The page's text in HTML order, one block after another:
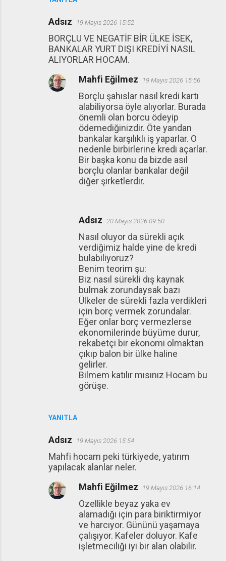
Adsız 19 Mayıs 2026 15:52
BORÇLU VE NEGATİF BİR ÜLKE İSEK,
BANKALAR YURT DIŞI KREDİYİ NASIL
ALIYORLAR HOCAM.
YANITLA
Mahfi Eğilmez 19 Mayıs 2026 15:56
Borçlu şahıslar nasıl kredi kartı
alabiliyorsa öyle alıyorlar. Burada
önemli olan borcu ödeyip
ödemediğinizdir. Öte yandan
bankalar karşılıklı iş yaparlar. O
nedenle birbirlerine kredi açarlar.
Bir başka konu da bizde asıl
borçlu olanlar bankalar değil
diğer şirketlerdir.
Adsız 20 Mayıs 2026 09:50
Nasıl oluyor da sürekli açık
verdiğimiz halde yine de kredi
bulabiliyoruz?
Benim teorim şu:
Biz nasıl sürekli dış kaynak
bulmak zorundaysak bazı
Ülkeler de sürekli fazla verdikleri
için borç vermek zorundalar.
Eğer onlar borç vermezlerse
ekonomilerinde büyüme durur,
rekabetçi bir ekonomi olmaktan
çıkıp balon bir ülke haline
gelirler.
Bilmem katılır mısınız Hocam bu
görüşe.
Adsız 19 Mayıs 2026 15:54
Mahfi hocam peki türkiyede, yatırım
yapılacak alanlar neler.
Mahfi Eğilmez 19 Mayıs 2026 16:14
Özellikle beyaz yaka ev
alamadığı için para biriktirmiyor
ve harcıyor. Gününü yaşamaya
çalışıyor. Kafeler doluyor. Kafe
işletmeciliği iyi bir alan olabilir.